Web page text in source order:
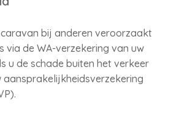
caravan bij anderen veroorzaakt
via de WA-verzekering van uw
u de schade buiten het verkeer